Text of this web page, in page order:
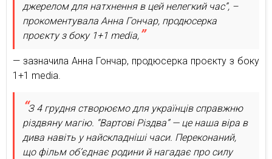
джерелом для натхнення в цей нелегкий час”, –
прокоментувала Анна Гончар, продюсерка
проєкту з боку 1+1 media,
— зазначила Анна Гончар, продюсерка проєкту з боку
1+1 media.
З 4 грудня створюємо для українців справжню
різдвяну магію. “Вартові Різдва” — це наша віра в
дива навіть у найскладніші часи. Переконаний,
що фільм об’єднає родини й нагадає про силу